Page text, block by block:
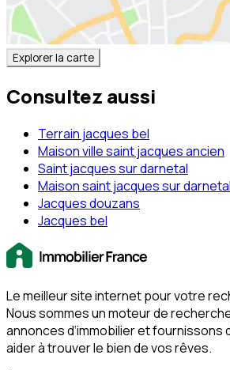
Explorer la carte
Consultez aussi
Terrain jacques bel
Maison ville saint jacques ancien
Saint jacques sur darnetal
Maison saint jacques sur
Jacques douzans
Jacques bel
Le meilleur site internet pour votre
Nous sommes un moteur de
annonces d‘immobilier et fournissons
aider à trouver le bien de vos rêves.